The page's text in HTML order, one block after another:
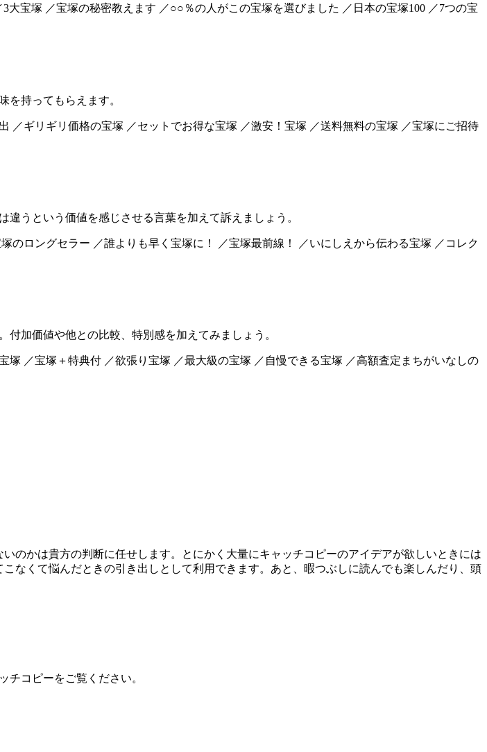
宝塚 ／宝塚の秘密教えます ／○○％の人がこの宝塚を選びました ／日本の宝塚100 ／7つの宝
を持ってもらえます。
／ギリギリ価格の宝塚 ／セットでお得な宝塚 ／激安！宝塚 ／送料無料の宝塚 ／宝塚にご招待
うという価値を感じさせる言葉を加えて訴えましょう。
ロングセラー ／誰よりも早く宝塚に！ ／宝塚最前線！ ／いにしえから伝わる宝塚 ／コレク
加価値や他との比較、特別感を加えてみましょう。
／宝塚＋特典付 ／欲張り宝塚 ／最大級の宝塚 ／自慢できる宝塚 ／高額査定まちがいなしの
のかは貴方の判断に任せします。とにかく大量にキャッチコピーのアイデアが欲しいときには
なくて悩んだときの引き出しとして利用できます。あと、暇つぶしに読んでも楽しんだり、頭
チコピーをご覧ください。